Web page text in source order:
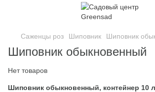
Саженцы роз Шиповник Шиповник
Шиповник обыкновенный
Нет товаров
Шиповник обыкновенный, контейнер 10 л